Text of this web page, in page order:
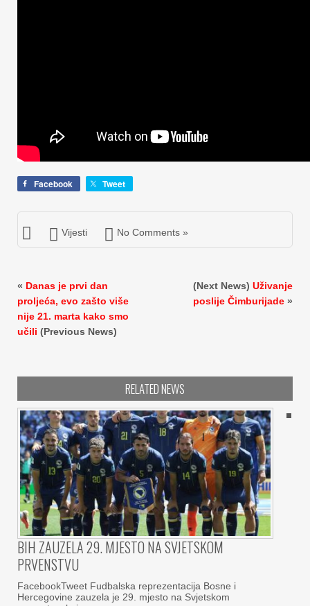
Facebook Tweet
Vijesti No Comments »
« Danas je prvi dan
proljeća, evo zašto više
nije 21. marta kako smo
učili (Previous News)
(Next News) Uživanje
poslije Čimburijade »
RELATED NEWS
BIH ZAUZELA 29. MJESTO NA SVJETSKOM
PRVENSTVU
FacebookTweet Fudbalska reprezentacija Bosne i
Hercegovine zauzela je 29. mjesto na Svjetskom